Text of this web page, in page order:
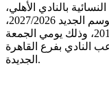
بالنادي الأهلي،
أعلن عن مواعيد اختبارات الناشئات للموسم الجديد 2027/2026،
مواليد 2008 - 2009 - 2010 - 2011 - 2012، وذلك يومي الجمعة
ملاعب النادي بفرع القاهرة
الجديدة.